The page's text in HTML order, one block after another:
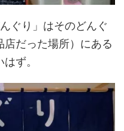
ぐり」はそのどんぐ
店だった場所）にある
ず。